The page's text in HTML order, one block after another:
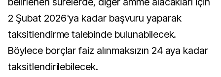
2 Şubat 2026'ya kadar başvuru yaparak
taksitlendirme talebinde bulunabilecek.
Böylece borçlar faiz alınmaksızın 24 aya kadar
taksitlendirilebilecek.